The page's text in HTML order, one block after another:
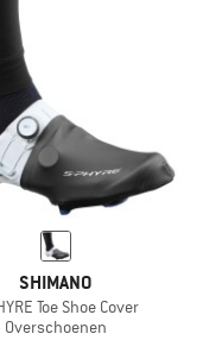
SHIMANO
Toe Shoe Cover
Overschoenen